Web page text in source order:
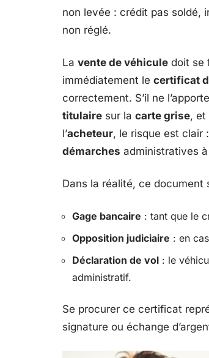
non levée : crédit pas soldé,
non réglé.
La vente de véhicule doit se
immédiatement le certificat
correctement. S’il ne
titulaire sur la carte grise, et
l’acheteur, le risque est clair
démarches administratives
Dans la réalité, ce document
Gage bancaire : tant que le
Opposition judiciaire : en
Déclaration de vol : le
administratif.
Se procurer ce certificat
signature ou échange